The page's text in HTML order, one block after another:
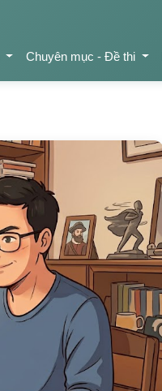
Chuyên mục - Đề thi